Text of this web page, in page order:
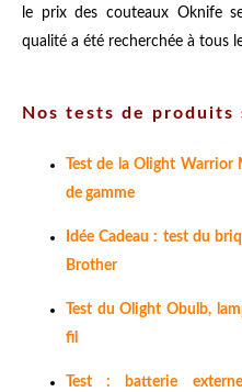
le prix des couteaux Oknife
qualité a été recherchée à tous
Nos tests de produits
Test de la Olight
de gamme
Idée Cadeau : test du
Brother
Test du Olight Obulb,
fil
Test : batterie